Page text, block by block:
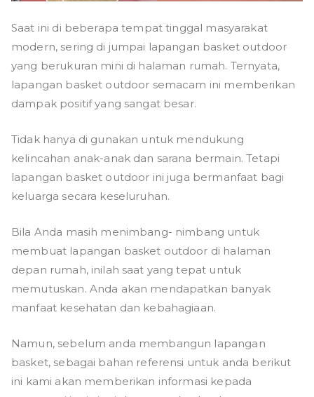
Saat ini di beberapa tempat tinggal masyarakat
modern, sering di jumpai lapangan basket outdoor
yang berukuran mini di halaman rumah. Ternyata,
lapangan basket outdoor semacam ini memberikan
dampak positif yang sangat besar.
Tidak hanya di gunakan untuk mendukung
kelincahan anak-anak dan sarana bermain. Tetapi
lapangan basket outdoor ini juga bermanfaat bagi
keluarga secara keseluruhan.
Bila Anda masih menimbang- nimbang untuk
membuat lapangan basket outdoor di halaman
depan rumah, inilah saat yang tepat untuk
memutuskan. Anda akan mendapatkan banyak
manfaat kesehatan dan kebahagiaan.
Namun, sebelum anda membangun lapangan
basket, sebagai bahan referensi untuk anda berikut
ini kami akan memberikan informasi kepada